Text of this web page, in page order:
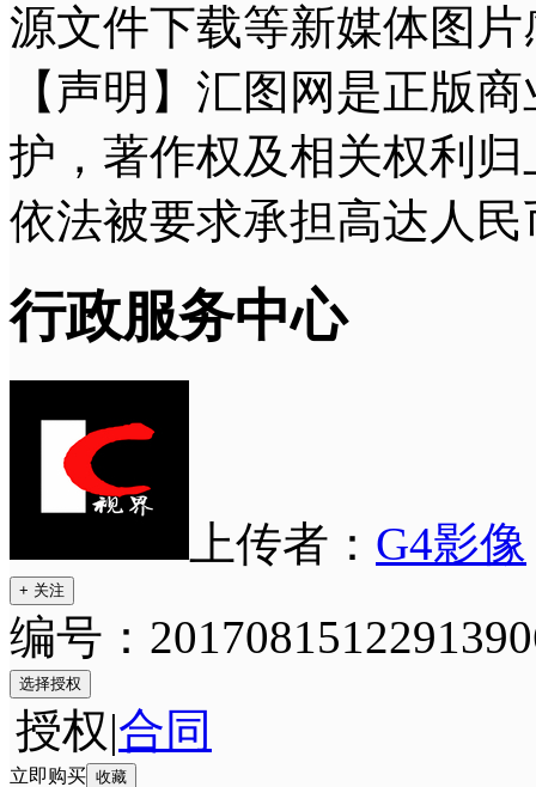
源文件下载等新媒体图
【声明】汇图网是正版
护，著作权及相关权利
依法被要求承担高达人
行政服务中心
上传者： G4影像
+ 关注
编号：
选择授权
授权|合同
立即购买 收藏